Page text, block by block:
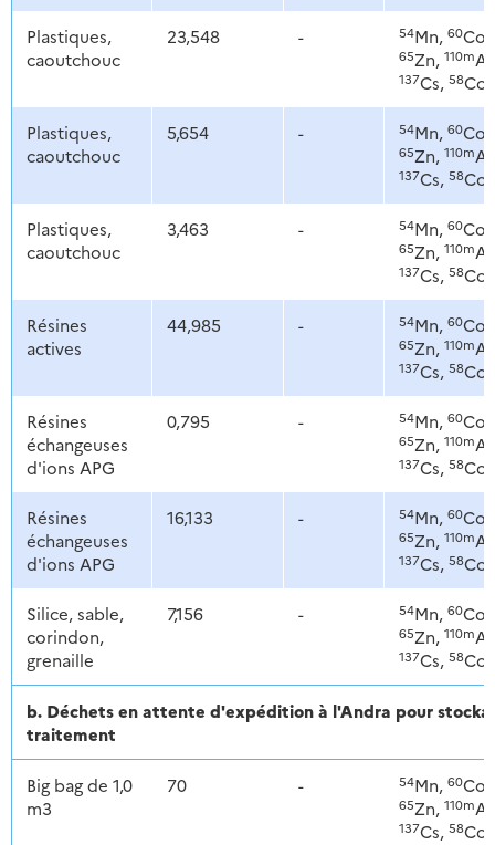
Plastiques,
caoutchouc
23,548 - 54Mn, 60Co,
65Zn, 110m
137Cs, 58Co
Plastiques,
caoutchouc
5,654 - 54Mn, 60Co,
65Zn, 110m
137Cs, 58Co
Plastiques,
caoutchouc
3,463 - 54Mn, 60Co,
65Zn, 110m
137Cs, 58Co
Résines
actives
44,985 - 54Mn, 60Co,
65Zn, 110m
137Cs, 58Co
Résines
échangeuses
d'ions APG
0,795 - 54Mn, 60Co,
65Zn, 110m
137Cs, 58Co
Résines
échangeuses
d'ions APG
16,133 - 54Mn, 60Co,
65Zn, 110m
137Cs, 58Co
Silice, sable,
corindon,
grenaille
7,156 - 54Mn, 60Co,
65Zn, 110m
137Cs, 58Co
b. Déchets en attente d'expédition à l'Andra pour
traitement
Big bag de 1,0
m3
70 - 54Mn, 60Co,
65Zn, 110m
137Cs, 58Co